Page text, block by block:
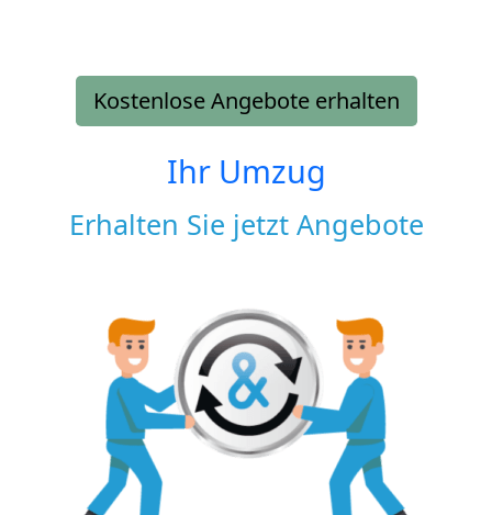
Kostenlose Angebote erhalten
Ihr Umzug
Erhalten Sie jetzt Angebote